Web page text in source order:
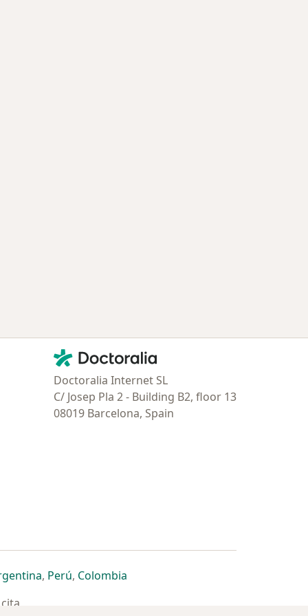
Contacto
Doctoralia - Página de inicio
Doctoralia Internet SL
C/ Josep Pla 2 - Building B2, floor 13
08019 Barcelona, Spain
pestaña
una nueva pestaña
en una nueva pestaña
se abre en una nueva pestaña
, Perúse abre en una nueva pestaña
, Colombiase abre en una nueva pestaña